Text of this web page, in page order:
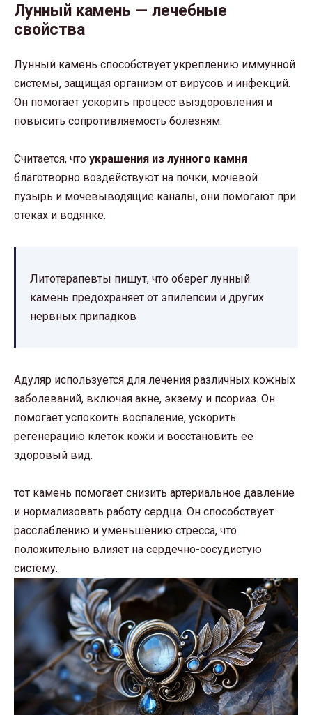
Лунный камень — лечебные
свойства
Лунный камень способствует укреплению иммунной
системы, защищая организм от вирусов и инфекций.
Он помогает ускорить процесс выздоровления и
повысить сопротивляемость болезням.
Считается, что украшения из лунного камня
благотворно воздействуют на почки, мочевой
пузырь и мочевыводящие каналы, они помогают при
отеках и водянке.
Литотерапевты пишут, что оберег лунный
камень предохраняет от эпилепсии и других
нервных припадков
Адуляр используется для лечения различных кожных
заболеваний, включая акне, экзему и псориаз. Он
помогает успокоить воспаление, ускорить
регенерацию клеток кожи и восстановить ее
здоровый вид.
тот камень помогает снизить артериальное давление
и нормализовать работу сердца. Он способствует
расслаблению и уменьшению стресса, что
положительно влияет на сердечно-сосудистую
систему.